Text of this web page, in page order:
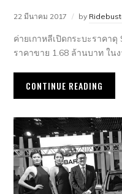
22 มีนาคม 2017 by
ค่ายเกาหลีเปิดกระบะราคา
ราคาขาย 1.68 ล้านบาท ใน
CONTINUE READING